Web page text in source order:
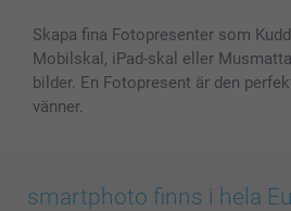
Skapa fina Fotopresenter som
Mobilskal, iPad-skal eller
bilder. En Fotopresent är den
vänner.
smartphoto finns i hela